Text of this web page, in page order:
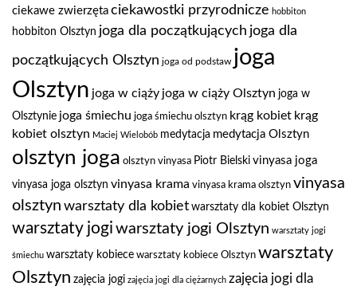
ciekawe zwierzęta ciekawostki przyrodnicze hobbiton
hobbiton Olsztyn joga dla początkujących joga dla
początkujących Olsztyn joga od podstaw joga
Olsztyn joga w ciąży joga w ciąży Olsztyn joga w
Olsztynie joga śmiechu joga śmiechu olsztyn krąg kobiet krąg
kobiet olsztyn Maciej Wielobób medytacja medytacja Olsztyn
olsztyn joga olsztyn vinyasa Piotr Bielski vinyasa joga
vinyasa joga olsztyn vinyasa krama vinyasa krama olsztyn vinyasa
olsztyn warsztaty dla kobiet warsztaty dla kobiet Olsztyn
warsztaty jogi warsztaty jogi Olsztyn warsztaty jogi
śmiechu warsztaty kobiece warsztaty kobiece Olsztyn warsztaty
Olsztyn zajęcia jogi zajęcia jogi dla ciężarnych zajęcia jogi dla